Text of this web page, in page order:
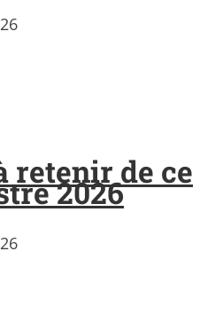
retenir de ce
2026